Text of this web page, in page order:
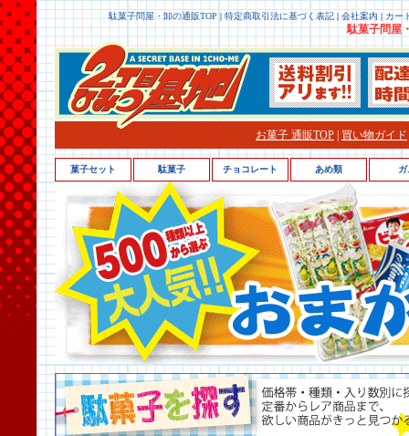
駄菓子問屋・卸の通販TOP | 特定商取引法に基づく表記 | 会社案内 | カー
駄菓子問屋
お菓子 通販TOP 買い物ガイド